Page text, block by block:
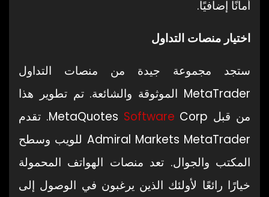
أمانًا إضافيًا.
اختيار منصات التداول
ستجد مجموعة جيدة من منصات التداول
MetaTrader الموثوقة والشائعة. تم تطوير هذا
من قبل MetaQuotes
Software
Corp. تقدم
Admiral Markets MetaTrader للويب وسطح
المكتب والجوال. تعد منصات الهواتف المحمولة
خيارًا رائعًا لأولئك الذين يرغبون في الوصول إلى